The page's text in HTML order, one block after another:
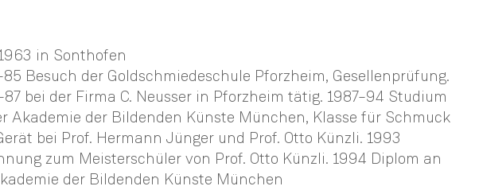
in Sonthofen
Besuch der Goldschmiedeschule Pforzheim, Gesellenprüfung.
bei der Firma C. Neusser in Pforzheim tätig. 1987–94 Studium
Akademie der Bildenden Künste München, Klasse für Schmuck
bei Prof. Hermann Jünger und Prof. Otto Künzli. 1993
zum Meisterschüler von Prof. Otto Künzli. 1994 Diplom an
der Bildenden Künste München